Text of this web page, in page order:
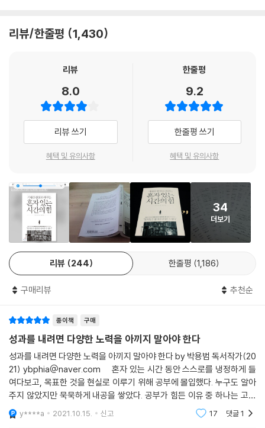
지금 우리는 타인의 시선 때문에, 외로움을 참지 못해, 돌이킬 수 없는 시간
은 타인에게 인정받는 것보다 나 스스로에 집중하고 마음과 지성의 근육을
폼이 걱정돼서 연습하지 않고는 견딜 수 없었다고 하니 역시 대단한 선수
자신이 이루어야 할 세계에 대해 생각한다. 즉, 혼자만의 시간에 깊이 생각
---「상대적으로 평가하지 말고 절대적으로 평가하라」중에서
보통 누군가와 이야기하다 보면 자기도 모르게 상대와 비교하게 된다. ‘저
친구나 선배에 비하면 나는……’ 하면서 쓸데없는 생각을 하기도 한다. 그
러다 보면 자연스럽게 자신감은 떨어지기 마련이다. 비교를 통해 자신을
또 나를 보호하기 위해 ‘지금 목표를 향해 노력하고 있는 것은 의미 있는 일
이다. 잘못되지 않았다’고 등을 토닥이며 함께 싸워줄 든든한 동료를 만들
어야 한다. 누가 가장 좋은 동료가 되어줄 수 있을까. 내가 나의 동료가 되
어주어야 한다. 특히 일이 잘 풀리지 않을 때는 세상에 자기편이 하나도 없
는 것처럼 느껴진다. 그럴 때에도 ‘나만은 내편’이라는 생각을 잃지 않도록
훈련해야 한다.
---「자기 긍정의 힘을 키워라」중에서
않는다는 사람이 많다. 그 이유는 아이의 독서에서 어른의 독서로 넘어가
는 장벽을 뛰어넘지 못했기 때문이다. 보통 고독을 테마로 한 작품은 ‘아동
문학에 어울리지 않는 것’으로 분류된다. 그래서 어린 시절에 읽는 책들은
꿈과 판타지에 대한 이야기로 가득하다. 그러나 중학생 정도부터는 서서히
자기 생각도 생기고 다양한 감정을 경험하면서 삶의 고독을 처음 경험한
다. 이때 어른의 독서를 할 수 있는지 결정된다. 어른의 독서는 인간의 근본
적인 고독감을 긍정적으로 받아들이기 위한 레슨인 셈이다.
우리는 혼자 있을 때 음악을 듣거나 영화를 본다. 스마트폰으로 자주 가는
을 달래주고 감정을 풍요롭게 한다. 하지만 뇌과학 연구에 따르면 음악을
들을 때 사람의 뇌는 거의 활동하지 않는다고 한다. 그리고 저자는 이런 ‘수
동적인 방법’이 혼자 있는 시간을 보내는 데 별 도움이 되지 않는다고 말한
이 책에서는 사이토 다카시가 혼자 있는 시간을 효율적으로 보내기 위해
사용했던 ‘적극적인 방법’들을 소개한다. 자신을 객관화하는 데 도움을 주
과 원서 읽기, 외로움을 극복하는 방법, 평정심 유지에 도움을 주는 마인드
컨트롤, 집중력을 향상시켜주는 호흡법, 청년기에 읽어야 할 고전과 독서
법 등 혼자 있는 시간 동안 성장에 도움을 주는 구체적인 방법들에 대해 소
개한다. 또 본문에서 소개되는 다자이 오사무, 사카구치 안고, 나카하라 주
야 등 일본 최고의 문학가들과 그들의 작품을 통해 우리가 무엇을 바라보
며 앞으로 나아가야 할지 알려준다. 혼자 있는 시간을 어떻게 보낼 것인가.
거기에서 인생의 갈림길이 나뉜다.
리뷰/한줄평 1,430
리뷰
8.0
리뷰 쓰기
혜택 및 유의사항
한줄평
9.2
한줄평 쓰기
혜택 및 유의사항
34
더보기
리뷰 244 한줄평 1,186
구매리뷰 추천순
종이책 구매
성과를 내려면 다양한 노력을 아끼지 말아야 한다
성과를 내려면 다양한 노력을 아끼지 말아야 한다 by 박용범 독서작가(20
21) ybphia@naver.com 혼자 있는 시간 동안 스스로를 냉정하게 들
여다보고, 목표한 것을 현실로 이루기 위해 공부에 몰입했다. 누구도 알아
주지 않았지만 묵묵하게 내공을 쌓았다. 공부가 힘든 이유 중 하나는 고독
속에서 해야 하기 때문이다. 집중하지 않으면 원하는 것을 얻을 수 없다. 뇌
를 뜨겁게
y****a 2021.10.15. 신고 17 댓글1